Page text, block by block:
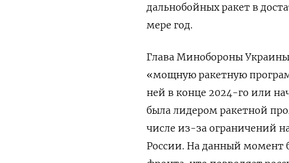
дальнобойных ракет в
мере год.
Глава Минобороны Украины
«мощную ракетную
ней в конце 2024-го или
была лидером ракетной
числе из-за ограничений
России. На данный момент